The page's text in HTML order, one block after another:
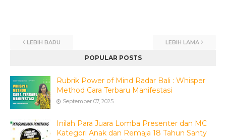
LEBIH BARU LEBIH LAMA
POPULAR POSTS
Rubrik Power of Mind Radar Bali : Whisper
Method Cara Terbaru Manifestasi
September 07, 2025
Inilah Para Juara Lomba Presenter dan MC
Kategori Anak dan Remaja 18 Tahun Santy